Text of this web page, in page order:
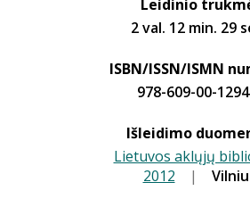
Leidinio
2 val. 12 min. 29
ISBN/ISSN/ISMN
978-609-00-
Išleidimo
Lietuvos aklųjų
2012 |